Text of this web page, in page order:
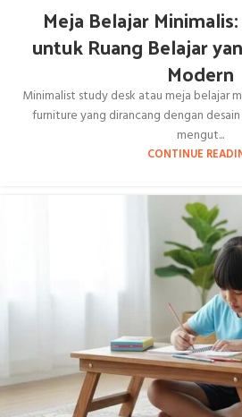
Meja Belajar
untuk Ruang Belajar
Modern
Minimalist study desk atau meja belajar
furniture yang dirancang dengan
mengut...
CONTINUE